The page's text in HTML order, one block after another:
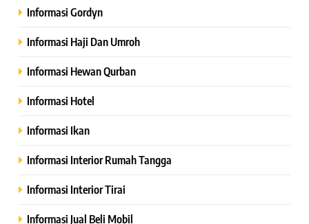
Informasi Gordyn
Informasi Haji Dan Umroh
Informasi Hewan Qurban
Informasi Hotel
Informasi Ikan
Informasi Interior Rumah Tangga
Informasi Interior Tirai
Informasi Jual Beli Mobil